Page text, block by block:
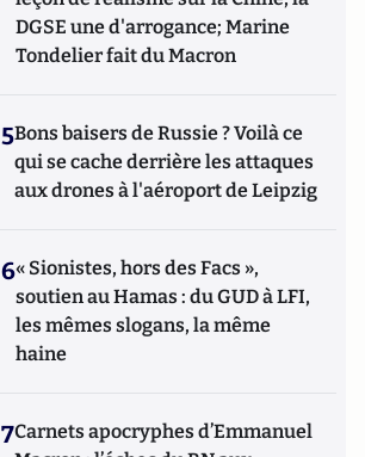
DGSE une d'arrogance; Marine
Tondelier fait du Macron
5Bons baisers de Russie ? Voilà ce
qui se cache derrière les attaques
aux drones à l'aéroport de Leipzig
6« Sionistes, hors des Facs »,
soutien au Hamas : du GUD à LFI,
les mêmes slogans, la même
haine
7Carnets apocryphes d’Emmanuel